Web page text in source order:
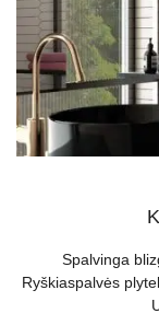
Spalvinga
Ryškiaspalvės